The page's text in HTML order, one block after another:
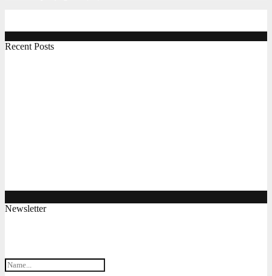
Recent Posts
Newsletter